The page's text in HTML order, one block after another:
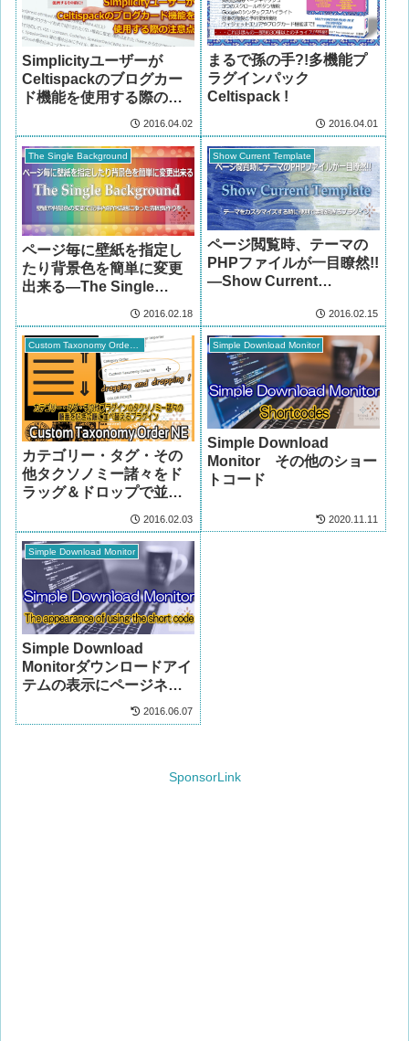
Simplicityユーザーが
Celtispackのブログカー
ド機能を使用する際の注
2016.04.02
まるで孫の手?!多機能プ
ラグインパック
Celtispack !
2016.04.01
The Single Background
ページ毎に壁紙を指定し
たり背景色を簡単に変更
出来る―The Single
2016.02.18
Show Current Template
ページ閲覧時、テーマの
PHPファイルが一目瞭然!!
―Show Current
2016.02.15
Custom Taxonomy Order NE
カテゴリー・タグ・その
他タクソノミー諸々をド
ラッグ＆ドロップで並べ
替えるプラグイン遂に発
見!
2016.02.03
Simple Download Monitor
Simple Download
Monitor その他のショー
トコード
2020.11.11
Simple Download Monitor
Simple Download
Monitorダウンロードアイ
テムの表示にページネー
ションを付けるコード/サ
ンプル3
2016.06.07
SponsorLink